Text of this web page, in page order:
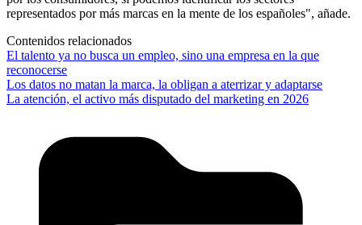
representados por más marcas en la mente de los españoles", añade.
Contenidos relacionados
El talento ya no busca un empleo, sino una empresa en la que
reconocerse
Los datos no matan la marca, la obligan a aterrizar y adaptarse
La atención, el activo más disputado del marketing en 2026